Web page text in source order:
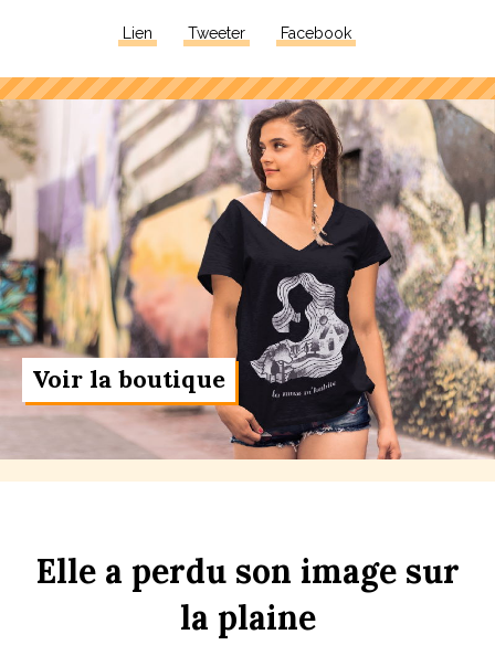
Lien Tweeter Facebook
Voir la boutique
Elle a perdu son image sur
la plaine